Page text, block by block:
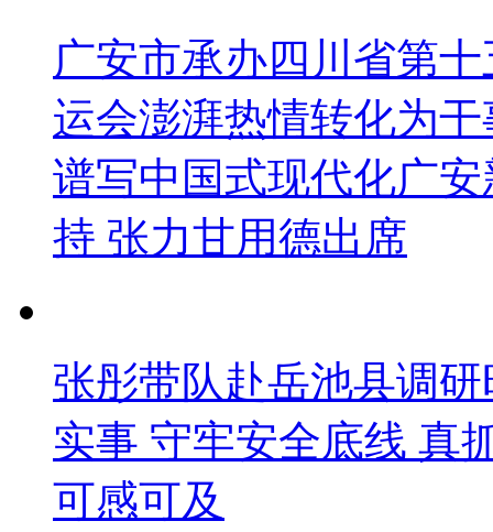
广安市承办四川省第
运会澎湃热情转化为
谱写中国式现代化广
持 张力甘用德出席
张彤带队赴岳池县调
实事 守牢安全底线 真
可感可及